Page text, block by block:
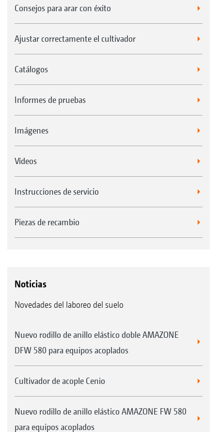
Consejos para arar con éxito
Ajustar correctamente el cultivador
Catálogos
Informes de pruebas
Imágenes
Vídeos
Instrucciones de servicio
Piezas de recambio
Noticias
Novedades del laboreo del suelo
Nuevo rodillo de anillo elástico doble AMAZONE
DFW 580 para equipos acoplados
Cultivador de acople Cenio
Nuevo rodillo de anillo elástico AMAZONE FW 580
para equipos acoplados